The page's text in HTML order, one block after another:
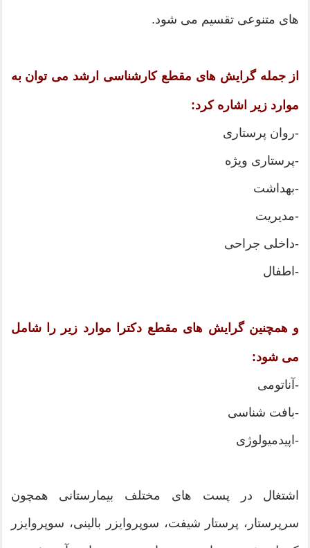
های متنوعی تقسیم می شود.
از جمله گرایش های مقطع کارشناسی ارشد می توان به
موارد زیر اشاره کرد:
-روان پرستاری
-پرستاری ویژه
-بهداشت
-مدیریت
-داخلی جراحی
-اطفال
و همچنین گرایش های مقطع دکترا موارد زیر را شامل
می شود:
-آناتومی
-بافت شناسی
-اپیدمیولوژی
اشتغال در پست های مختلف بیمارستانی همچون
سرپرستار، پرستار شیفت، سوپروایزر بالینی، سوپروایزر